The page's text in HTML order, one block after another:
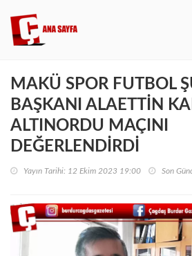
MAKÜ SPOR FUTBOL
BAŞKANI ALAETTİN
ALTINORDU MAÇINI
DEĞERLENDİRDİ
Yayın Tarihi: 12 Ekim 2023 19:00 Son